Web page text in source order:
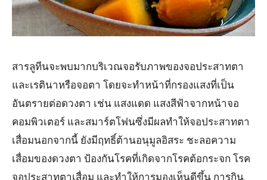
สารลูทีนจะพบมากบริเวณจอรับภาพของจอประสาทตา
และเรตินาหรือจอตา โดยจะทำหน้าที่กรองแสงที่เป็น
อันตรายต่อดวงตา เช่น แสงแดด แสงสีฟ้าจากหน้าจอ
คอมพิวเตอร์ และสมาร์ตโฟนซึ่งมีผลทำให้จอประสาทตา
เสื่อมนอกจากนี้ ยังมีฤทธิ์ต้านอนุมูลอิสระ ชะลอความ
เสื่อมของดวงตา ป้องกันโรคที่เกิดจากโรคต้อกระจก โรค
จอประสาทตาเสื่อม และทำให้การมองเห็นดีขึ้น การกิน